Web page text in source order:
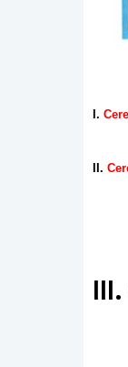
I.
II.
III.